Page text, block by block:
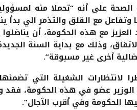
على أنه “تحملا منه
وتفاعل مع القلق والتذمر الي بدأ
مع هذه الحكومة، أن
وذلك مع بداية السنة
أخرى غير مسبوقة”.
لانتظارات الشغيلة التي
الوزير عضو في هذه الحكومة،
الحكومة وفي أقرب الآجال”.